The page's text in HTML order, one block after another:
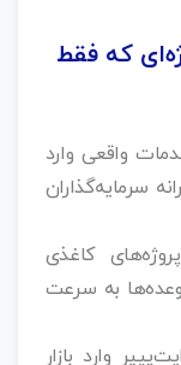
که فقط
واقعی وارد
سرمایه‌گذاران
کاغذی
به سرعت
وارد بازار